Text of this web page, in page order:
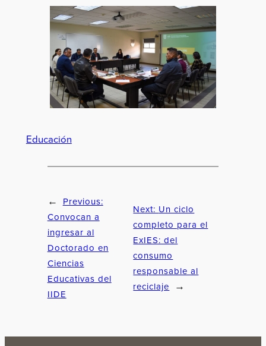
Educación
←
Previous:
Convocan a
ingresar al
Doctorado en
Ciencias
Educativas del
IIDE
Next: Un ciclo
completo para el
ExIES: del
consumo
responsable al
reciclaje
→